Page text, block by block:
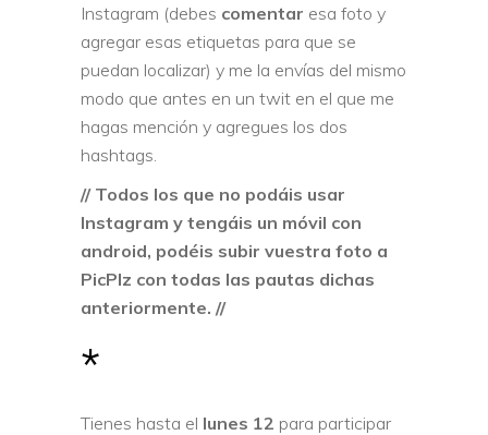
Instagram (debes comentar esa foto y
agregar esas etiquetas para que se
puedan localizar) y me la envías del mismo
modo que antes en un twit en el que me
hagas mención y agregues los dos
hashtags.
// Todos los que no podáis usar
Instagram y tengáis un móvil con
android, podéis subir vuestra foto a
PicPlz con todas las pautas dichas
anteriormente. //
*
Tienes hasta el lunes 12 para participar